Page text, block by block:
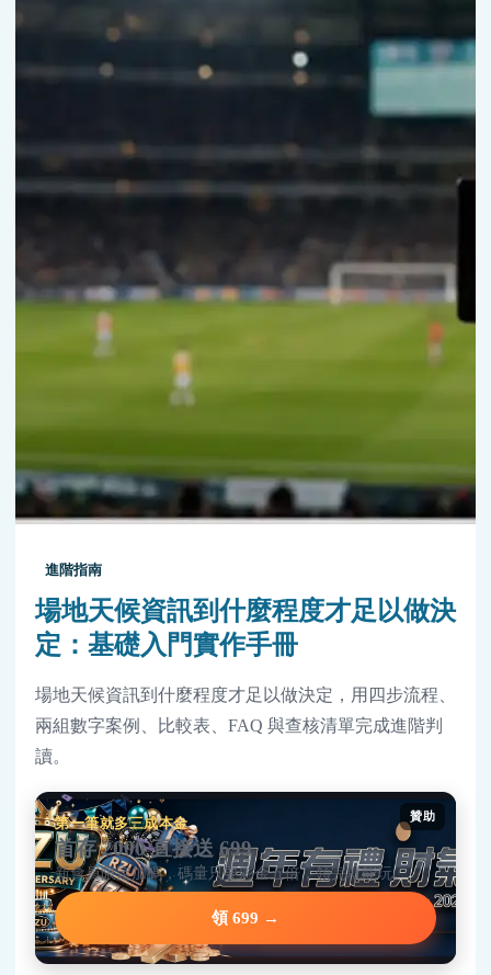
進階指南
場地天候資訊到什麼程度才足以做決
定：基礎入門實作手冊
場地天候資訊到什麼程度才足以做決定，用四步流程、
兩組數字案例、比較表、FAQ 與查核清單完成進階判
讀。
贊助
第一筆就多三成本金
首存 2000 直接送 699
新會員限定加碼，碼量只要彩金五倍，領完就能玩。
領 699 →